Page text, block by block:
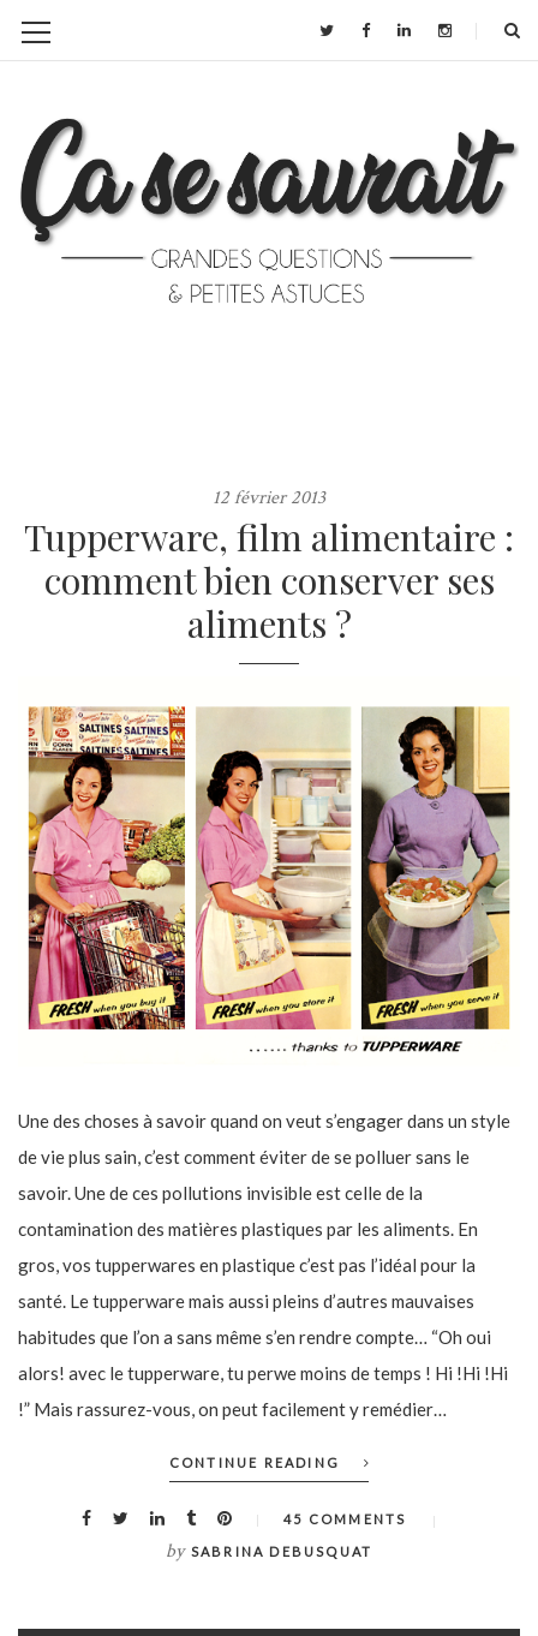
12 février 2013
Tupperware, film alimentaire :
comment bien conserver ses
aliments ?
Une des choses à savoir quand on veut s’engager dans un style
de vie plus sain, c’est comment éviter de se polluer sans le
savoir. Une de ces pollutions invisible est celle de la
contamination des matières plastiques par les aliments. En
gros, vos tupperwares en plastique c’est pas l’idéal pour la
santé. Le tupperware mais aussi pleins d’autres mauvaises
habitudes que l’on a sans même s’en rendre compte… “Oh oui
alors! avec le tupperware, tu perwe moins de temps ! Hi !Hi !Hi
!” Mais rassurez-vous, on peut facilement y remédier…
CONTINUE READING
45 COMMENTS
by SABRINA DEBUSQUAT